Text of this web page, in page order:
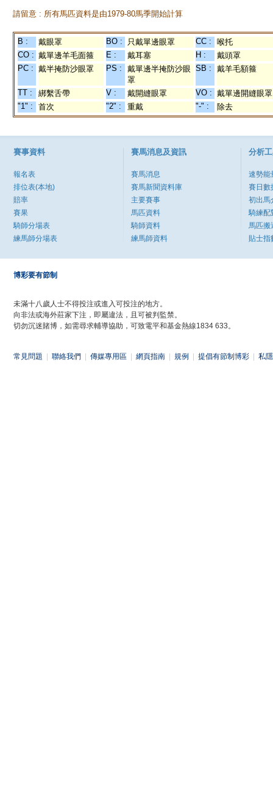
請留意 : 所有馬匹資料是由1979-80馬季開始計算
B : 戴眼罩 BO : 只戴單邊眼罩 CC :
喉托
CO : 戴單邊羊毛面箍 E : 戴耳塞 H :
戴頭罩
PC : 戴半掩防沙眼罩 PS :
戴單邊半掩防沙眼
罩
SB : 戴羊毛額箍
TT : 綁繫舌帶 V : 戴開縫眼罩 VO : 戴單邊開縫眼罩
"1" :
首次 "2" : 重戴 "-" : 除去
賽事資料
報名表
排位表(本地)
賠率
賽果
騎師分場表
練馬師分場表
賽馬消息及資訊
賽馬消息
賽馬新聞資料庫
主要賽事
馬匹資料
騎師資料
練馬師資料
分析
速勢能
賽日數
初出馬
騎練配
馬匹搬
貼士指
博彩要有節制
未滿十八歲人士不得投注或進入可投注的地方。
向非法或海外莊家下注，即屬違法，且可被判監禁。
切勿沉迷賭博，如需尋求輔導協助，可致電平和基金熱線1834 633。
常見問題 聯絡我們 傳媒專用區 網頁指南 規例 提倡有節制博彩 私